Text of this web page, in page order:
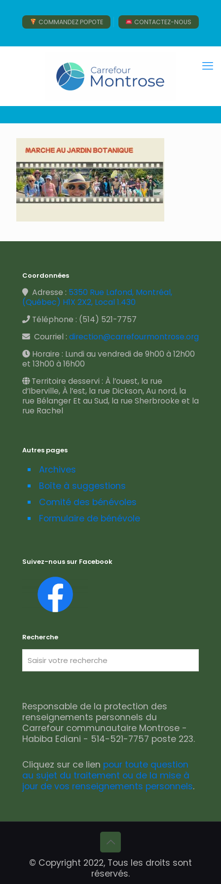
COMMANDEZ POPOTE CONTACTEZ-NOUS
Coordonnées
Adresse : 5350 Rue Lafond, Montréal,
(Québec) H1X 2X2, Local 1.430
Téléphone : (514) 521-7757
Courriel : direction@carrefourmontrose.org
Horaire : Lundi au vendredi de 9h00 à 12h00
et 13h00 à 16h00
Territoire desservi : À l’ouest, la rue
d’Iberville, À l’est, la rue Dickson, Au nord, la
rue Bélanger Et au Sud, la rue Sherbrooke et la
rue Rachel
Autres pages
Archives
Boîte à suggestions
Comité des bénévoles
Formulaire de bénévole
Suivez-nous sur Facebook
Recherche
Responsable de la protection des
renseignements personnels du
Carrefour communautaire Montrose -
Habiba Ediani - 514-521-7757 poste 223.
Cliquez sur ce lien pour toute question
au sujet du traitement ou de la mise à
jour de vos renseignements personnels.
© Copyright 2022, Tous les droits sont
réservés.